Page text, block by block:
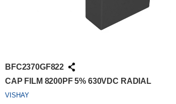
BFC2370GF822
CAP FILM 8200PF 5% 630VDC RADIAL
VISHAY